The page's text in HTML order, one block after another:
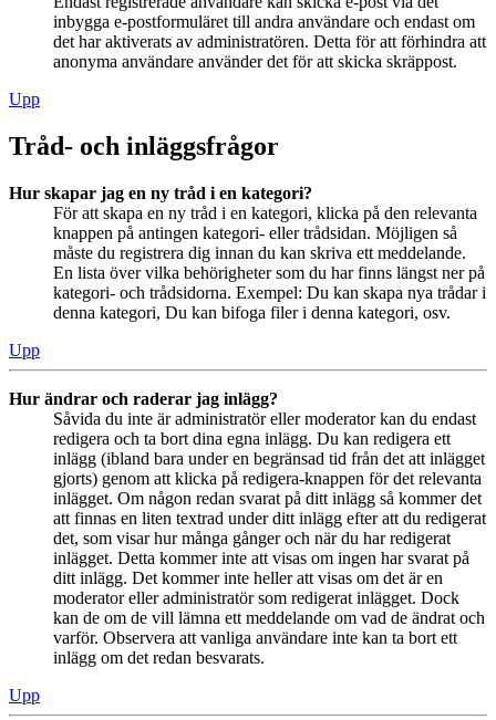
inbygga e-postformuläret till andra användare och endast om
det har aktiverats av administratören. Detta för att förhindra att
anonyma användare använder det för att skicka skräppost.
Upp
Tråd- och inläggsfrågor
Hur skapar jag en ny tråd i en kategori?
För att skapa en ny tråd i en kategori, klicka på den relevanta
knappen på antingen kategori- eller trådsidan. Möjligen så
måste du registrera dig innan du kan skriva ett meddelande.
En lista över vilka behörigheter som du har finns längst ner på
kategori- och trådsidorna. Exempel: Du kan skapa nya trådar i
denna kategori, Du kan bifoga filer i denna kategori, osv.
Upp
Hur ändrar och raderar jag inlägg?
Såvida du inte är administratör eller moderator kan du endast
redigera och ta bort dina egna inlägg. Du kan redigera ett
inlägg (ibland bara under en begränsad tid från det att inlägget
gjorts) genom att klicka på redigera-knappen för det relevanta
inlägget. Om någon redan svarat på ditt inlägg så kommer det
att finnas en liten textrad under ditt inlägg efter att du redigerat
det, som visar hur många gånger och när du har redigerat
inlägget. Detta kommer inte att visas om ingen har svarat på
ditt inlägg. Det kommer inte heller att visas om det är en
moderator eller administratör som redigerat inlägget. Dock
kan de om de vill lämna ett meddelande om vad de ändrat och
varför. Observera att vanliga användare inte kan ta bort ett
inlägg om det redan besvarats.
Upp